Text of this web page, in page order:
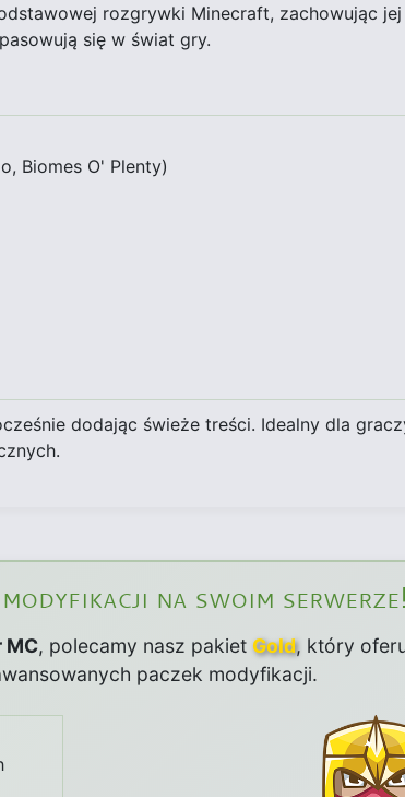
rozgrywki Minecraft, zachowując
się w świat gry.
Biomes O' Plenty)
dodając świeże treści. Idealny dla
na swoim serwerze!
MC, polecamy nasz pakiet Gold, który
paczek modyfikacji.